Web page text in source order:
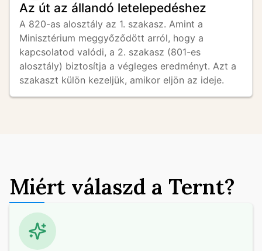
Az út az állandó letelepedéshez
A 820-as alosztály az 1. szakasz. Amint a
Minisztérium meggyőződött arról, hogy a
kapcsolatod valódi, a 2. szakasz (801-es
alosztály) biztosítja a végleges eredményt. Azt a
szakaszt külön kezeljük, amikor eljön az ideje.
Miért válaszd a Ternt?